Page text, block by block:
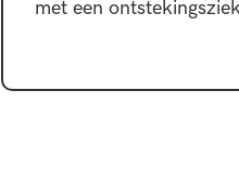
met een